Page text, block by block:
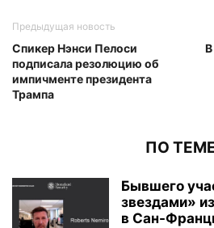
Предыдущая новость
Спикер Нэнси Пелоси
подписала резолюцию об
импичменте президента
Трампа
ПО
Бывшего
звездами»
в Сан-